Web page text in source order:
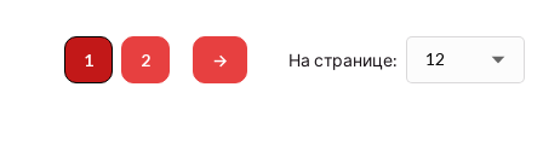
1 2 → На странице: